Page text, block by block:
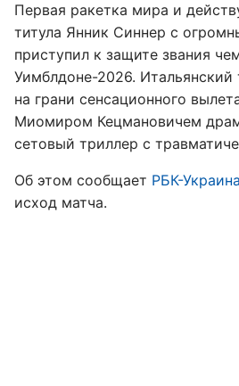
Первая ракетка мира и
титула Янник Синнер с
приступил к защите звания
Уимблдоне-2026. Итальянский
на грани сенсационного
Миомиром Кецмановичем
сетовый триллер с
Об этом сообщает РБК-Украина
исход матча.